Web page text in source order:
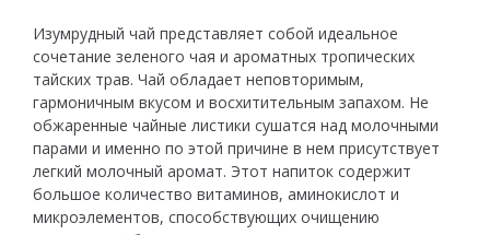
Изумрудный чай представляет собой идеальное
сочетание зеленого чая и ароматных тропических
тайских трав. Чай обладает неповторимым,
гармоничным вкусом и восхитительным запахом. Не
обжаренные чайные листики сушатся над молочными
парами и именно по этой причине в нем присутствует
легкий молочный аромат. Этот напиток содержит
большое количество витаминов, аминокислот и
микроэлементов, способствующих очищению